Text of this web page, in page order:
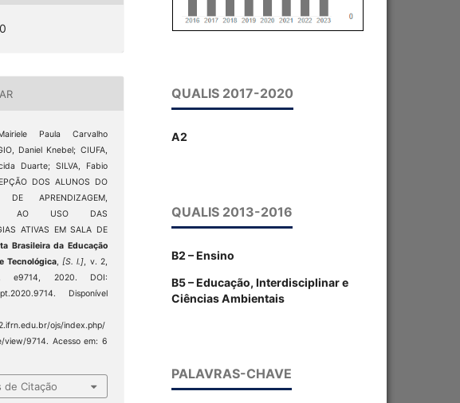
Paula Carvalho
Daniel Knebel; CIUFA,
Duarte; SILVA, Fabio
DOS ALUNOS DO
DE APRENDIZAGEM,
AO USO DAS
ATIVAS EM SALA DE
Brasileira da Educação
Tecnológica, [S. l.], v. 2,
2020. DOI:
Disponível
ojs/index.php/
view/9714. Acesso em: 6
de Citação
QUALIS 2017-2020
A2
QUALIS 2013-2016
B2 – Ensino
B5 – Educação, Interdisciplinar e
Ciências Ambientais
PALAVRAS-CHAVE